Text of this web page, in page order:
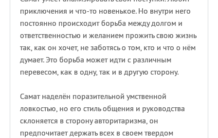
приключения и что-то новенькое. Но внутри него
постоянно происходит борьба между долгом и
ответственностью и желанием прожить свою жизнь
так, как он хочет, не заботясь о том, кто и что о нём
думает. Это борьба может идти с различным
перевесом, как в одну, так и в другую сторону.
Самат наделён поразительной умственной
ловкостью, но его стиль общения и руководства
склоняется в сторону авторитаризма, он
предпочитает держать всех в своем твердом